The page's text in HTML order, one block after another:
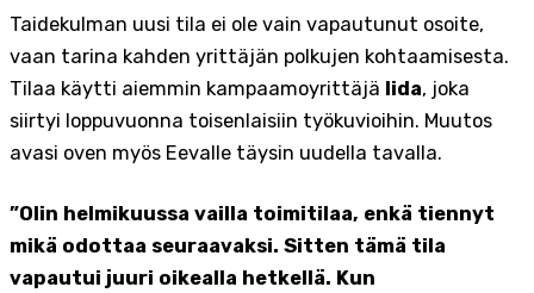
Taidekulman uusi tila ei ole vain vapautunut osoite,
vaan tarina kahden yrittäjän polkujen kohtaamisesta.
Tilaa käytti aiemmin kampaamoyrittäjä Iida, joka
siirtyi loppuvuonna toisenlaisiin työkuvioihin. Muutos
avasi oven myös Eevalle täysin uudella tavalla.
”Olin helmikuussa vailla toimitilaa, enkä tiennyt
mikä odottaa seuraavaksi. Sitten tämä tila
vapautui juuri oikealla hetkellä. Kun